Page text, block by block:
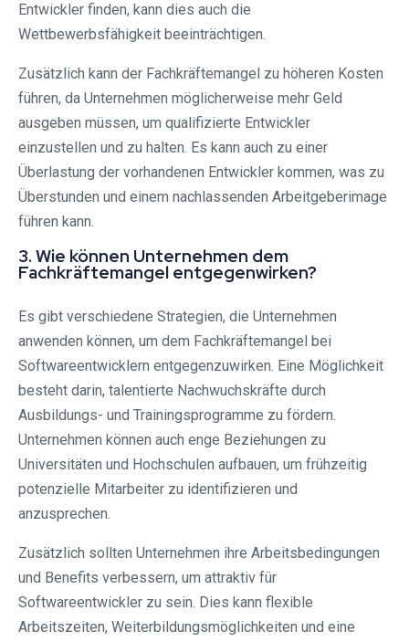
Entwickler finden, kann dies auch die
Wettbewerbsfähigkeit beeinträchtigen.
Zusätzlich kann der Fachkräftemangel zu höheren Kosten
führen, da Unternehmen möglicherweise mehr Geld
ausgeben müssen, um qualifizierte Entwickler
einzustellen und zu halten. Es kann auch zu einer
Überlastung der vorhandenen Entwickler kommen, was zu
Überstunden und einem nachlassenden Arbeitgeberimage
führen kann.
3. Wie können Unternehmen dem
Fachkräftemangel entgegenwirken?
Es gibt verschiedene Strategien, die Unternehmen
anwenden können, um dem Fachkräftemangel bei
Softwareentwicklern entgegenzuwirken. Eine Möglichkeit
besteht darin, talentierte Nachwuchskräfte durch
Ausbildungs- und Trainingsprogramme zu fördern.
Unternehmen können auch enge Beziehungen zu
Universitäten und Hochschulen aufbauen, um frühzeitig
potenzielle Mitarbeiter zu identifizieren und
anzusprechen.
Zusätzlich sollten Unternehmen ihre Arbeitsbedingungen
und Benefits verbessern, um attraktiv für
Softwareentwickler zu sein. Dies kann flexible
Arbeitszeiten, Weiterbildungsmöglichkeiten und eine